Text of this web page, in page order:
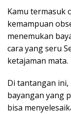
Kamu termasuk
kemampuan
menemukan
cara yang seru
ketajaman mata.
Di tantangan ini,
bayangan yang
bisa